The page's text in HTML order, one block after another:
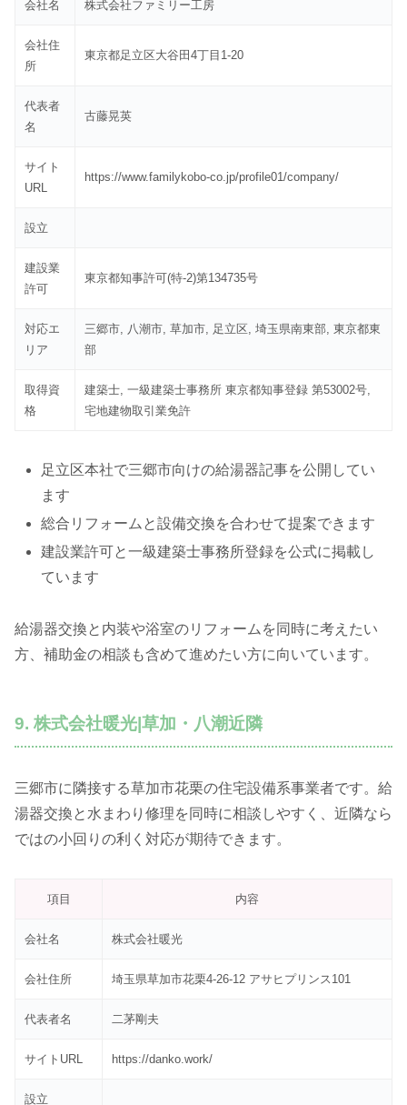
会社名 株式会社ファミリー工房
会社住
所
東京都足立区大谷田4丁目1-20
代表者
名
古藤晃英
サイト
URL
https://www.familykobo-co.jp/profile01/company/
設立
建設業
許可
東京都知事許可(特-2)第134735号
対応エ
リア
三郷市, 八潮市, 草加市, 足立区, 埼玉県南東部, 東京都東
部
取得資
格
建築士, 一級建築士事務所 東京都知事登録 第53002号,
宅地建物取引業免許
足立区本社で三郷市向けの給湯器記事を公開してい
ます
総合リフォームと設備交換を合わせて提案できます
建設業許可と一級建築士事務所登録を公式に掲載し
ています
給湯器交換と内装や浴室のリフォームを同時に考えたい
方、補助金の相談も含めて進めたい方に向いています。
9. 株式会社暖光|草加・八潮近隣
三郷市に隣接する草加市花栗の住宅設備系事業者です。給
湯器交換と水まわり修理を同時に相談しやすく、近隣なら
ではの小回りの利く対応が期待できます。
項目 内容
会社名 株式会社暖光
会社住所 埼玉県草加市花栗4-26-12 アサヒプリンス101
代表者名 二茅剛夫
サイトURL https://danko.work/
設立